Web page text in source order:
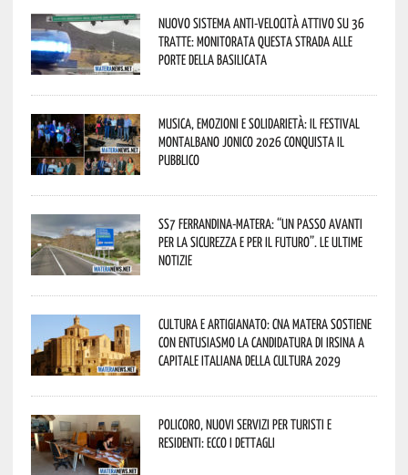
Nuovo sistema anti-velocità attivo su 36
tratte: monitorata questa strada alle
porte della Basilicata
Musica, emozioni e solidarietà: il Festival
Montalbano Jonico 2026 conquista il
pubblico
SS7 Ferrandina-Matera: “Un passo avanti
per la sicurezza e per il futuro”. Le ultime
notizie
Cultura e Artigianato: CNA Matera sostiene
con entusiasmo la candidatura di Irsina a
Capitale Italiana della Cultura 2029
Policoro, nuovi servizi per turisti e
residenti: ecco i dettagli